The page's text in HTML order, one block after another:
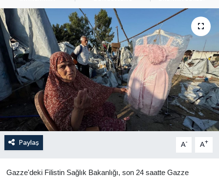
Paylaş A- A+
Gazze'deki Filistin Sağlık Bakanlığı, son 24 saatte Gazze
Yaşam
Anali̇z
Bi̇li̇m & Teknoloji̇
Dünya
Eği̇ti̇m